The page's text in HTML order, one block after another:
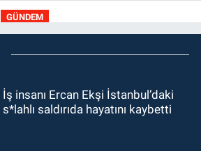
GÜNDEM
23:55Devrek Belediyespor, (PGL)
sürecini resmi olarak tamamladı
GÜNDEM
23:19 İstanbul Park satışta!
İş insanı Ercan Ekşi İstanbul’daki
s*lahlı saldırıda hayatını kaybetti